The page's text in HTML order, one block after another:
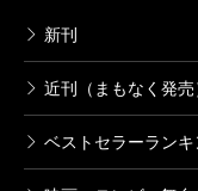
新刊
近刊（まもなく発売
ベストセラーランキ